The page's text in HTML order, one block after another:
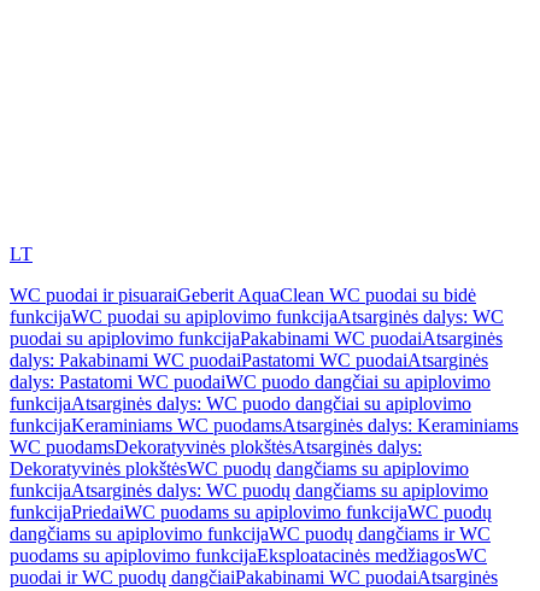
LT
WC puodai ir pisuaraiGeberit AquaClean WC puodai su bidė
funkcijaWC puodai su apiplovimo funkcijaAtsarginės dalys: WC
puodai su apiplovimo funkcijaPakabinami WC puodaiAtsarginės
dalys: Pakabinami WC puodaiPastatomi WC puodaiAtsarginės
dalys: Pastatomi WC puodaiWC puodo dangčiai su apiplovimo
funkcijaAtsarginės dalys: WC puodo dangčiai su apiplovimo
funkcijaKeraminiams WC puodamsAtsarginės dalys: Keraminiams
WC puodamsDekoratyvinės plokštėsAtsarginės dalys:
Dekoratyvinės plokštėsWC puodų dangčiams su apiplovimo
funkcijaAtsarginės dalys: WC puodų dangčiams su apiplovimo
funkcijaPriedaiWC puodams su apiplovimo funkcijaWC puodų
dangčiams su apiplovimo funkcijaWC puodų dangčiams ir WC
puodams su apiplovimo funkcijaEksploatacinės medžiagosWC
puodai ir WC puodų dangčiaiPakabinami WC puodaiAtsarginės